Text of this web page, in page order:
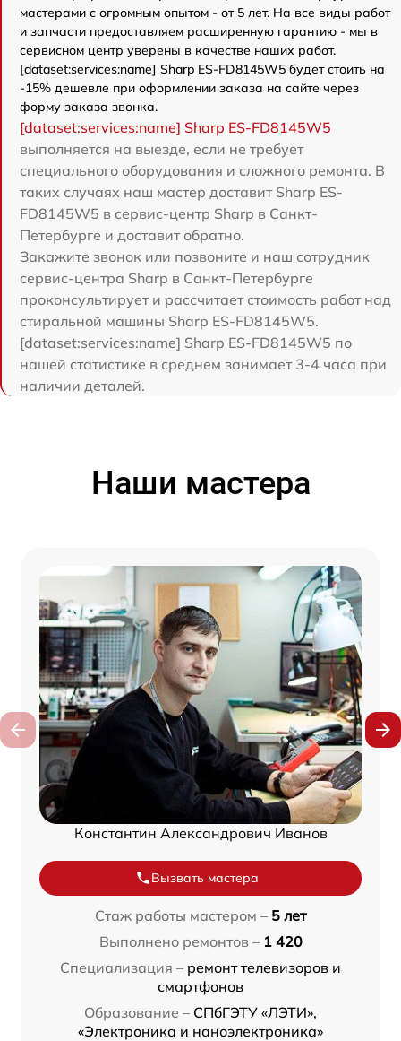
мастерами с огромным опытом - от 5 лет. На все виды работ
и запчасти предоставляем расширенную гарантию - мы в
сервисном центр уверены в качестве наших работ.
[dataset:services:name] Sharp ES-FD8145W5 будет стоить на
-15% дешевле при оформлении заказа на сайте через
форму заказа звонка.
[dataset:services:name] Sharp ES-FD8145W5
выполняется на выезде, если не требует
специального оборудования и сложного ремонта. В
таких случаях наш мастер доставит Sharp ES-
FD8145W5 в сервис-центр Sharp в Санкт-
Петербурге и доставит обратно.
Закажите звонок или позвоните и наш сотрудник
сервис-центра Sharp в Санкт-Петербурге
проконсультирует и рассчитает стоимость работ над
стиральной машины Sharp ES-FD8145W5.
[dataset:services:name] Sharp ES-FD8145W5 по
нашей статистике в среднем занимает 3-4 часа при
наличии деталей.
Наши мастера
Константин Александрович Иванов
Вызвать мастера
Стаж работы мастером – 5 лет
Выполнено ремонтов – 1 420
Специализация – ремонт телевизоров и
смартфонов
Образование – СПбГЭТУ «ЛЭТИ»,
«Электроника и наноэлектроника»